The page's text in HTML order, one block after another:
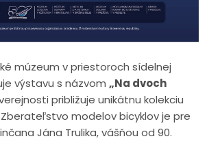
múzeum v priestoroch sídelnej
výstavu s názvom „Na dvoch
približuje unikátnu kolekciu
modelov bicyklov je pre
Jána Trulika, vášňou od 90.